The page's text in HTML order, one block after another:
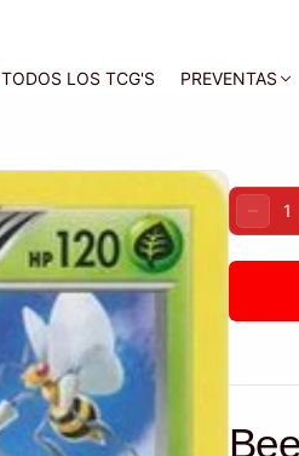
TODOS LOS TCG'S PREVENTAS